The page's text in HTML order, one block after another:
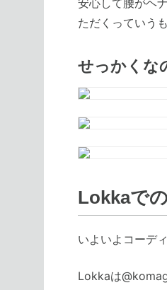
安心して腰がヘ
ただくっていう
せっかくな
Lokkaで
いよいよコーディ
Lokkaは